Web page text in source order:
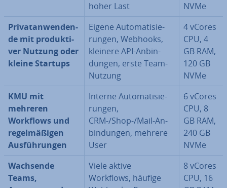
hoher Last
NVMe
Pri­vat­an­wen­den­
de mit pro­duk­ti­
ver Nutzung oder
kleine Startups
Eigene Au­to­ma­ti­sie­
run­gen, Webhooks,
kleinere API-An­bin­
dun­gen, erste Team-
Nutzung
4 vCores
CPU, 4
GB RAM,
120 GB
NVMe
KMU mit
mehreren
Workflows und
re­gel­mä­ßi­gen
Aus­füh­run­gen
Interne Au­to­ma­ti­sie­
run­gen,
CRM-/Shop-/Mail-An­
bin­dun­gen, mehrere
User
6 vCores
CPU, 8
GB RAM,
240 GB
NVMe
Wachsende
Teams,
Viele aktive
Workflows, häufige
8 vCores
CPU, 16